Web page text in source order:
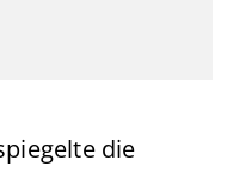
die